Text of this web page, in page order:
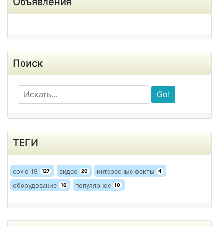
Поиск
Go!
ТЕГИ
covid 19 127 видео 20 интересные факты 4
оборудование 16 популярное 10